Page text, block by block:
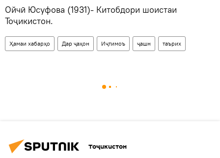
Ойчӣ Юсуфова (1931)- Китобдори шоистаи
Тоҷикистон.
Ҳамаи хабарҳо Дар ҷаҳон Иҷтимоъ ҷашн таърих
Тоҷикистон